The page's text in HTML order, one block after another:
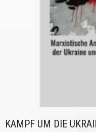
KAMPF UM DIE